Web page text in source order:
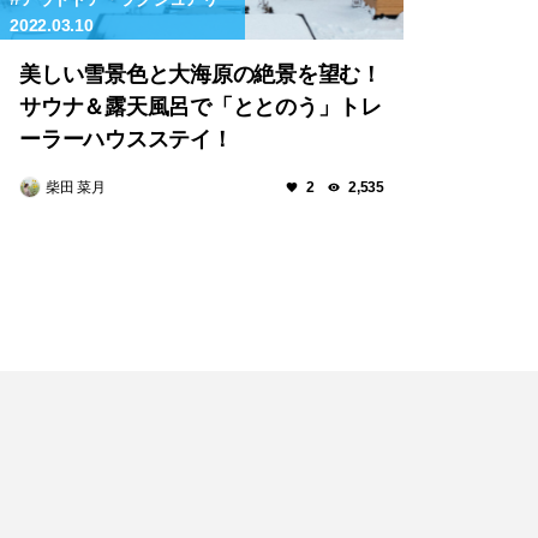
2022.03.10
美しい雪景色と大海原の絶景を望む！
サウナ＆露天風呂で「ととのう」トレ
ーラーハウスステイ！
柴田 菜月 2 2,535